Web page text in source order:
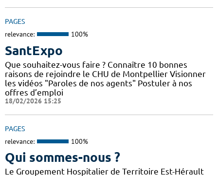
PAGES
relevance: 100%
SantExpo
Que souhaitez-vous faire ? Connaître 10 bonnes
raisons de rejoindre le CHU de Montpellier Visionner
les vidéos "Paroles de nos agents" Postuler à nos
offres d’emploi
18/02/2026 15:25
PAGES
relevance: 100%
Qui sommes-nous ?
Le Groupement Hospitalier de Territoire Est-Hérault